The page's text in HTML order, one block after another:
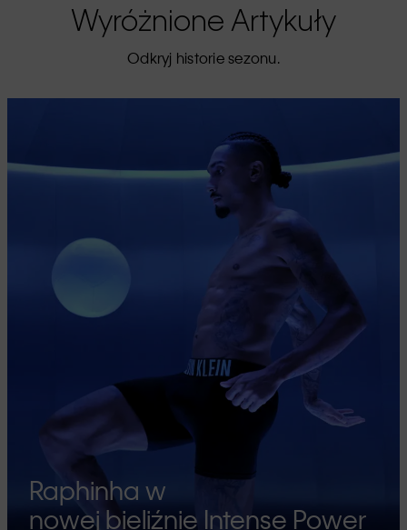
Wyróżnione Artykuły
Odkryj historie sezonu.
Raphinha w
nowej bieliźnie Intense Power